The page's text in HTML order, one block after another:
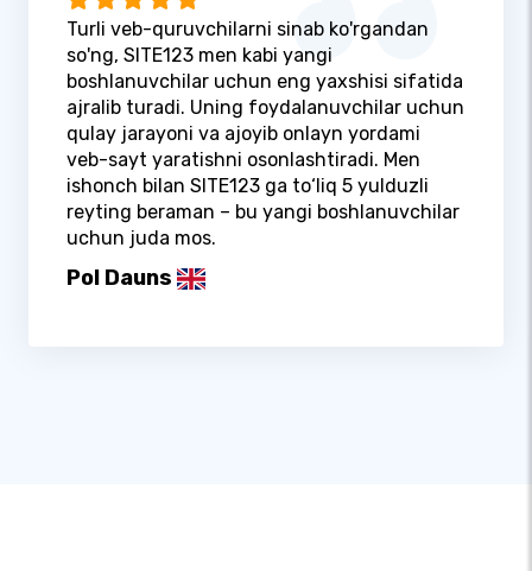
Turli veb-quruvchilarni sinab ko'rgandan
so'ng, SITE123 men kabi yangi
boshlanuvchilar uchun eng yaxshisi sifatida
ajralib turadi. Uning foydalanuvchilar uchun
qulay jarayoni va ajoyib onlayn yordami
veb-sayt yaratishni osonlashtiradi. Men
ishonch bilan SITE123 ga to‘liq 5 yulduzli
reyting beraman – bu yangi boshlanuvchilar
uchun juda mos.
Pol Dauns